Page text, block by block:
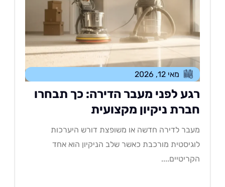
מאי 12, 2026
לפני מעבר הדירה: כך תבחרו
ניקיון מקצועית
לדירה חדשה או משופצת דורש היערכות
מורכבת כאשר שלב הניקיון הוא אחד